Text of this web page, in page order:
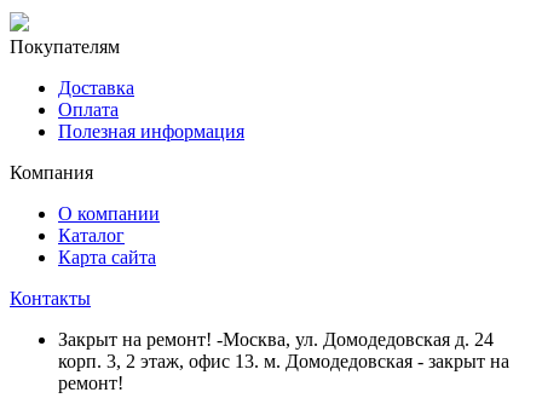
Покупателям
Доставка
Оплата
Полезная информация
Компания
О компании
Каталог
Карта сайта
Контакты
Закрыт на ремонт! -Москва, ул. Домодедовская д. 24
корп. 3, 2 этаж, офис 13. м. Домодедовская - закрыт на
ремонт!